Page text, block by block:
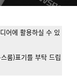
어에 활용하실 수 있
룸)표기를 부탁 드립